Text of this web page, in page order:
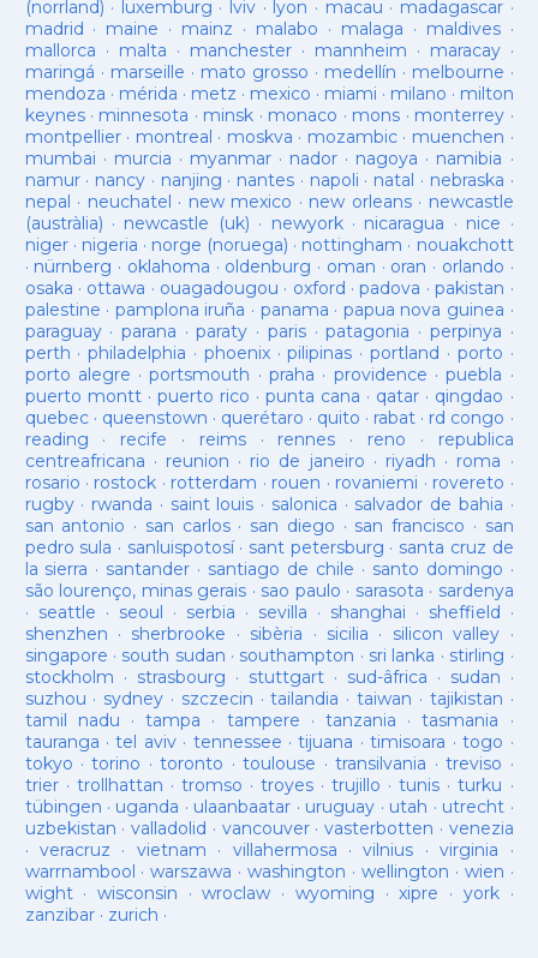
(norrland) · luxemburg · lviv · lyon · macau · madagascar·
madrid · maine · mainz · malabo · malaga · maldives·
mallorca · malta · manchester· mannheim · maracay·
maringá · marseille · mato grosso · medellín · melbourne ·
mendoza · mérida · metz · mexico · miami · milano · milton
keynes· minnesota · minsk · monaco · mons · monterrey ·
montpellier· montreal · moskva · mozambic· muenchen ·
mumbai · murcia · myanmar· nador · nagoya · namibia ·
namur· nancy · nanjing · nantes · napoli · natal · nebraska ·
nepal · neuchatel · new mexico · new orleans· newcastle
(austràlia) · newcastle (uk) · newyork· nicaragua · nice ·
niger· nigeria · norge (noruega) · nottingham · nouakchott
· nürnberg · oklahoma · oldenburg · oman · oran · orlando ·
osaka · ottawa · ouagadougou · oxford ·padova ·pakistan ·
palestine · pamplona iruña · panama · papua nova guinea ·
paraguay· parana ·paraty · paris·patagonia · perpinya ·
perth ·philadelphia · phoenix·pilipinas ·portland · porto ·
porto alegre ·portsmouth ·praha · providence ·puebla ·
puerto montt· puerto rico ·punta cana · qatar · qingdao ·
quebec· queenstown · querétaro · quito · rabat · rd congo ·
reading · recife · reims· rennes · reno · republica
centreafricana · reunion · rio de janeiro · riyadh · roma ·
rosario · rostock · rotterdam · rouen · rovaniemi · rovereto ·
rugby· rwanda · saint louis · salonica · salvador de bahia ·
san antonio · san carlos· san diego · san francisco · san
pedro sula · sanluispotosí· sant petersburg · santa cruz de
la sierra · santander · santiago de chile · santo domingo ·
são lourenço, minas gerais · sao paulo · sarasota · sardenya
· seattle · seoul · serbia · sevilla · shanghai · sheffield ·
shenzhen · sherbrooke · sibèria · sicilia · silicon valley ·
singapore · south sudan · southampton · sri lanka · stirling ·
stockholm · strasbourg · stuttgart· sud-âfrica · sudan ·
suzhou · sydney · szczecin ·tailandia ·taiwan · tajikistan ·
tamil nadu ·tampa · tampere · tanzania ·tasmania ·
tauranga ·tel aviv· tennessee ·tijuana ·timisoara ·togo ·
tokyo ·torino ·toronto ·toulouse ·transilvania ·treviso ·
trier· trollhattan · tromso · troyes·trujillo ·tunis ·turku ·
tübingen · uganda · ulaanbaatar · uruguay · utah · utrecht ·
uzbekistan · valladolid · vancouver· vasterbotten · venezia
· veracruz · vietnam · villahermosa ·vilnius ·virginia ·
warrnambool ·warszawa ·washington · wellington · wien ·
wight· wisconsin ·wroclaw · wyoming ·xipre · york·
zanzibar· zurich ·